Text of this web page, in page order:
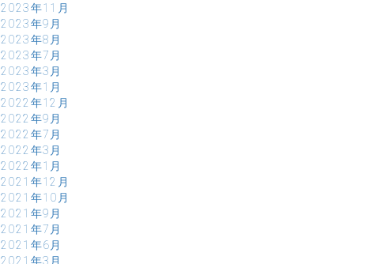
2023年11月
2023年9月
2023年8月
2023年7月
2023年3月
2023年1月
2022年12月
2022年9月
2022年7月
2022年3月
2022年1月
2021年12月
2021年10月
2021年9月
2021年7月
2021年6月
2021年3月